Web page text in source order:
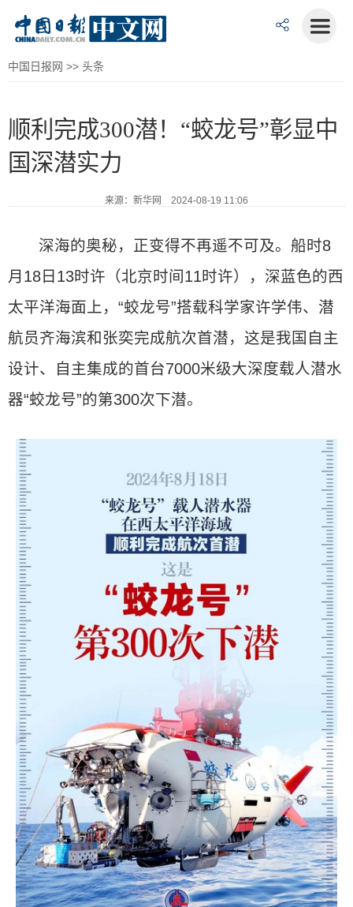
中国日报网 >> 头条
顺利完成300潜！“蛟龙号”彰显中
国深潜实力
来源：新华网 2024-08-19 11:06
深海的奥秘，正变得不再遥不可及。船时8
月18日13时许（北京时间11时许），深蓝色的西
太平洋海面上，“蛟龙号”搭载科学家许学伟、潜
航员齐海滨和张奕完成航次首潜，这是我国自主
设计、自主集成的首台7000米级大深度载人潜水
器“蛟龙号”的第300次下潜。